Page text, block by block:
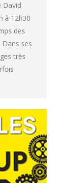
David
à 12h30
des
Dans ses
très